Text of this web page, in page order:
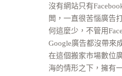
沒有網站只有
闆，一直很苦惱廣告
何這麼少，不管用
Google廣告都沒帶來
在這個搬家市場數位
海的情形之下，擁有